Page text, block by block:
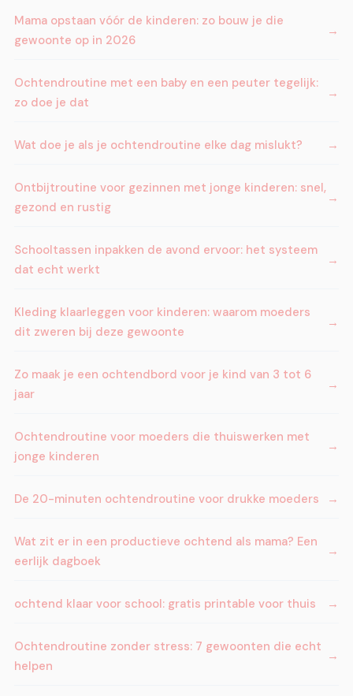
Mama opstaan vóór de kinderen: zo bouw je die
gewoonte op in 2026
Ochtendroutine met een baby en een peuter tegelijk:
zo doe je dat
Wat doe je als je ochtendroutine elke dag mislukt?
Ontbijtroutine voor gezinnen met jonge kinderen: snel,
gezond en rustig
Schooltassen inpakken de avond ervoor: het systeem
dat echt werkt
Kleding klaarleggen voor kinderen: waarom moeders
dit zweren bij deze gewoonte
Zo maak je een ochtendbord voor je kind van 3 tot 6
jaar
Ochtendroutine voor moeders die thuiswerken met
jonge kinderen
De 20-minuten ochtendroutine voor drukke moeders
Wat zit er in een productieve ochtend als mama? Een
eerlijk dagboek
ochtend klaar voor school: gratis printable voor thuis
Ochtendroutine zonder stress: 7 gewoonten die echt
helpen